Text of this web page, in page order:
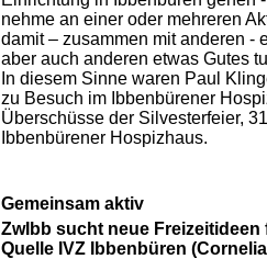
nehme an einer oder mehreren
damit – zusammen mit anderen -
aber auch anderen etwas Gutes
In diesem Sinne waren Paul
zu Besuch im Ibbenbürener
Überschüsse der Silvesterfeier,
Ibbenbürener Hospizhaus.
Gemeinsam aktiv
ZwIbb sucht neue Freizeitideen
Quelle IVZ Ibbenbüren